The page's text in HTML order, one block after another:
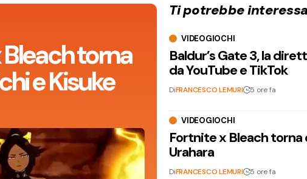
torna
e Kisuke
Ti potrebbe
VIDEOGIOCHI
Baldur’s Gate 3, la
da YouTube e TikTok
DiFRANCESCO LEMURI 5 ore fa
VIDEOGIOCHI
Fortnite x Bleach torna
Urahara
DiFRANCESCO LEMURI 5 ore fa